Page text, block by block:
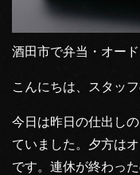
酒田市で弁当・オー
こんにちは、スタッフ
今日は昨日の仕出し
ていました。夕方は
です。連休が終わっ